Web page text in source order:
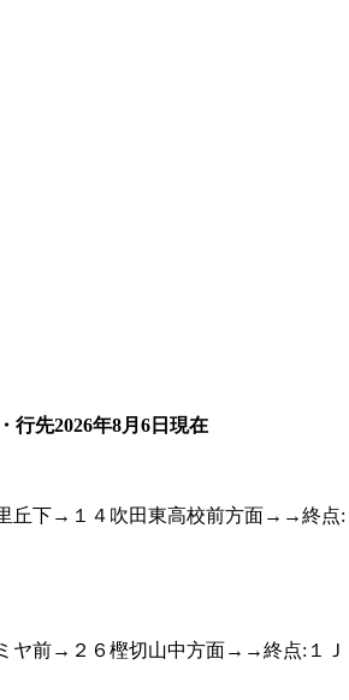
行先2026年8月6日 現在
丘下→１４吹田東高校前方面→→終点
ヤ前→２６樫切山中方面→→終点:１